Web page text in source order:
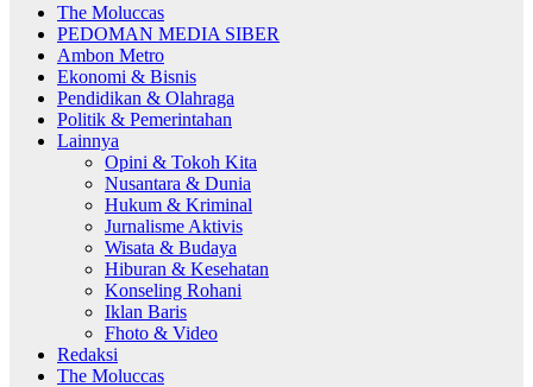
The Moluccas
PEDOMAN MEDIA SIBER
Ambon Metro
Ekonomi & Bisnis
Pendidikan & Olahraga
Politik & Pemerintahan
Lainnya
Opini & Tokoh Kita
Nusantara & Dunia
Hukum & Kriminal
Jurnalisme Aktivis
Wisata & Budaya
Hiburan & Kesehatan
Konseling Rohani
Iklan Baris
Fhoto & Video
Redaksi
The Moluccas